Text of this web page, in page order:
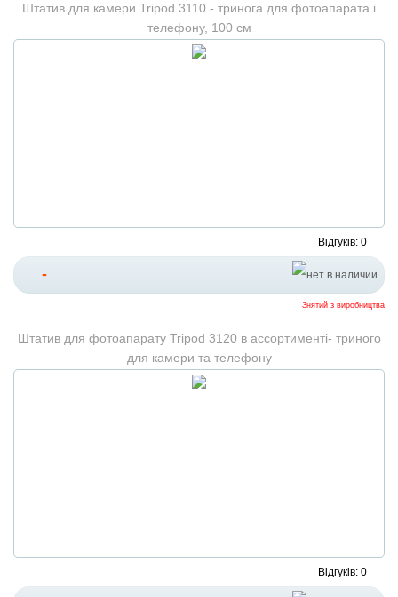
Штатив для камери Tripod 3110 - тринога для фотоапарата і
телефону, 100 см
Відгуків: 0
-
Знятий з виробництва
Штатив для фотоапарату Tripod 3120 в ассортименті- триного
для камери та телефону
Відгуків: 0